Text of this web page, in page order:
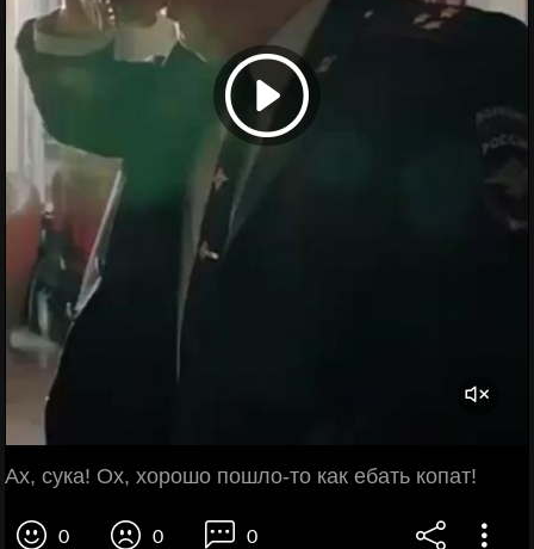
Ах, сука! Ох, хорошо пошло-то как ебать копат!
0 0 0